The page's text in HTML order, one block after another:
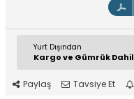
Yurt Dışından
Kargo ve Gümrük Dahil
Paylaş Tavsiye Et